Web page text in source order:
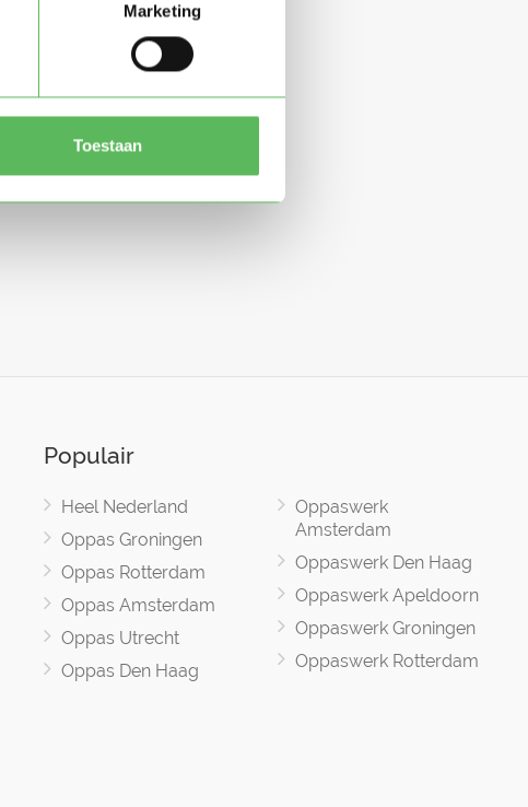
Marketing
Toestaan
Populair
Heel Nederland
Oppas Groningen
Oppas Rotterdam
Oppas Amsterdam
Oppas Utrecht
Oppas Den Haag
Oppaswerk
Amsterdam
Oppaswerk Den Haag
Oppaswerk Apeldoorn
Oppaswerk Groningen
Oppaswerk Rotterdam